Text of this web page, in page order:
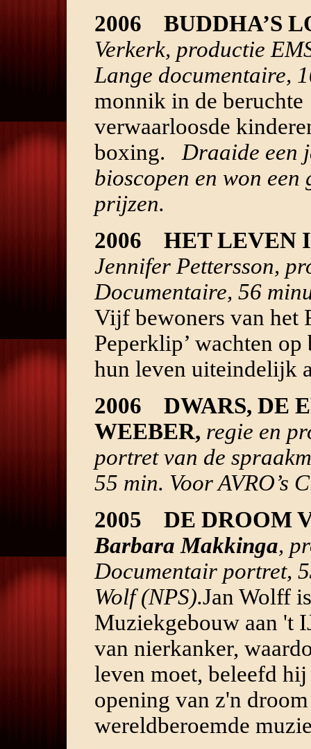
2006 BUDDHA’S
Verkerk, productie
Lange documentaire,
monnik in de beruchte
verwaarloosde
boxing. Draaide een
bioscopen en won
prijzen.
2006 HET LEVEN
Jennifer Pettersson,
Documentaire, 56
Vijf bewoners van het
Peperklip’ wachten
hun leven uiteindelijk
2006 DWARS, DE
WEEBER, regie en
portret van de
55 min. Voor AVRO’s
2005 DE DROOM
Barbara Makkinga,
Documentair portret,
Wolf (NPS).Jan Wolff
Muziekgebouw aan 't
van nierkanker,
leven moet, beleefd
opening van z'n
wereldberoemde